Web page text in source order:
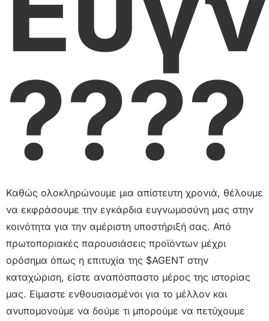
????
Καθώς ολοκληρώνουμε μια απίστευτη χρονιά, θέλουμε
να εκφράσουμε την εγκάρδια ευγνωμοσύνη μας στην
κοινότητα για την αμέριστη υποστήριξή σας. Από
πρωτοποριακές παρουσιάσεις προϊόντων μέχρι
ορόσημα όπως η επιτυχία της $AGENT στην
καταχώριση, είστε αναπόσπαστο μέρος της ιστορίας
μας. Είμαστε ενθουσιασμένοι για το μέλλον και
ανυπομονούμε να δούμε τι μπορούμε να πετύχουμε